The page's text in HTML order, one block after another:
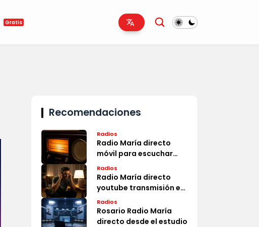
Gratis
Recomendaciones
Radios
Radio María directo
móvil para escuchar
ahora
Radios
Radio María directo
youtube transmisión en
vivo
Radios
Rosario Radio María
directo desde el estudio